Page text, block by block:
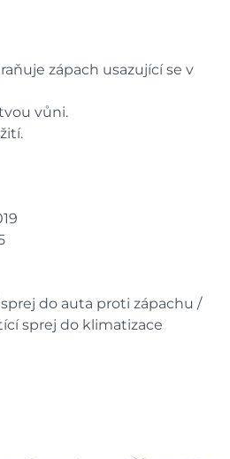
zápach usazující se v
vůni.
do auta proti zápachu /
sprej do klimatizace